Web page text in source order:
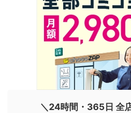
＼24時間・365日 全